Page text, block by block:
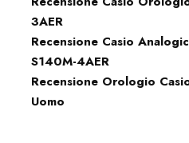
3AER
Recensione Casio
S140M-4AER
Recensione Orologio
Uomo